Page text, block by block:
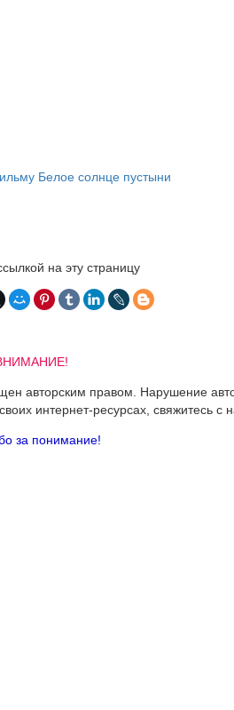
на эту страницу
авторским правом. Нарушение
интернет-ресурсах, свяжитесь с
за понимание!